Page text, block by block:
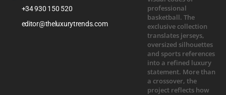
+34 930 150 520
editor@theluxurytrends.com